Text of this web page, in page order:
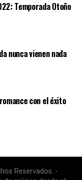
Temporada Otoño
nunca vienen nada
con el éxito
Reservados. -